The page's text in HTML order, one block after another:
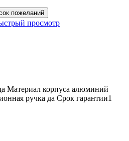
пожеланий
просмотр
Материал корпуса алюминий
ручка да Срок гарантии1